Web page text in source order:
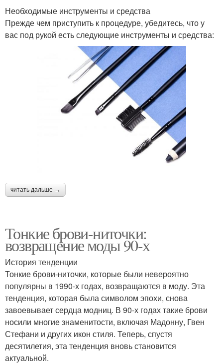
Необходимые инструменты и средства
Прежде чем приступить к процедуре, убедитесь, что у
вас под рукой есть следующие инструменты и средства:
читать дальше →
Тонкие брови-ниточки:
возвращение моды 90-х
История тенденции
Тонкие брови-ниточки, которые были невероятно
популярны в 1990-х годах, возвращаются в моду. Эта
тенденция, которая была символом эпохи, снова
завоевывает сердца модниц. В 90-х годах такие брови
носили многие знаменитости, включая Мадонну, Гвен
Стефани и других икон стиля. Теперь, спустя
десятилетия, эта тенденция вновь становится
актуальной.